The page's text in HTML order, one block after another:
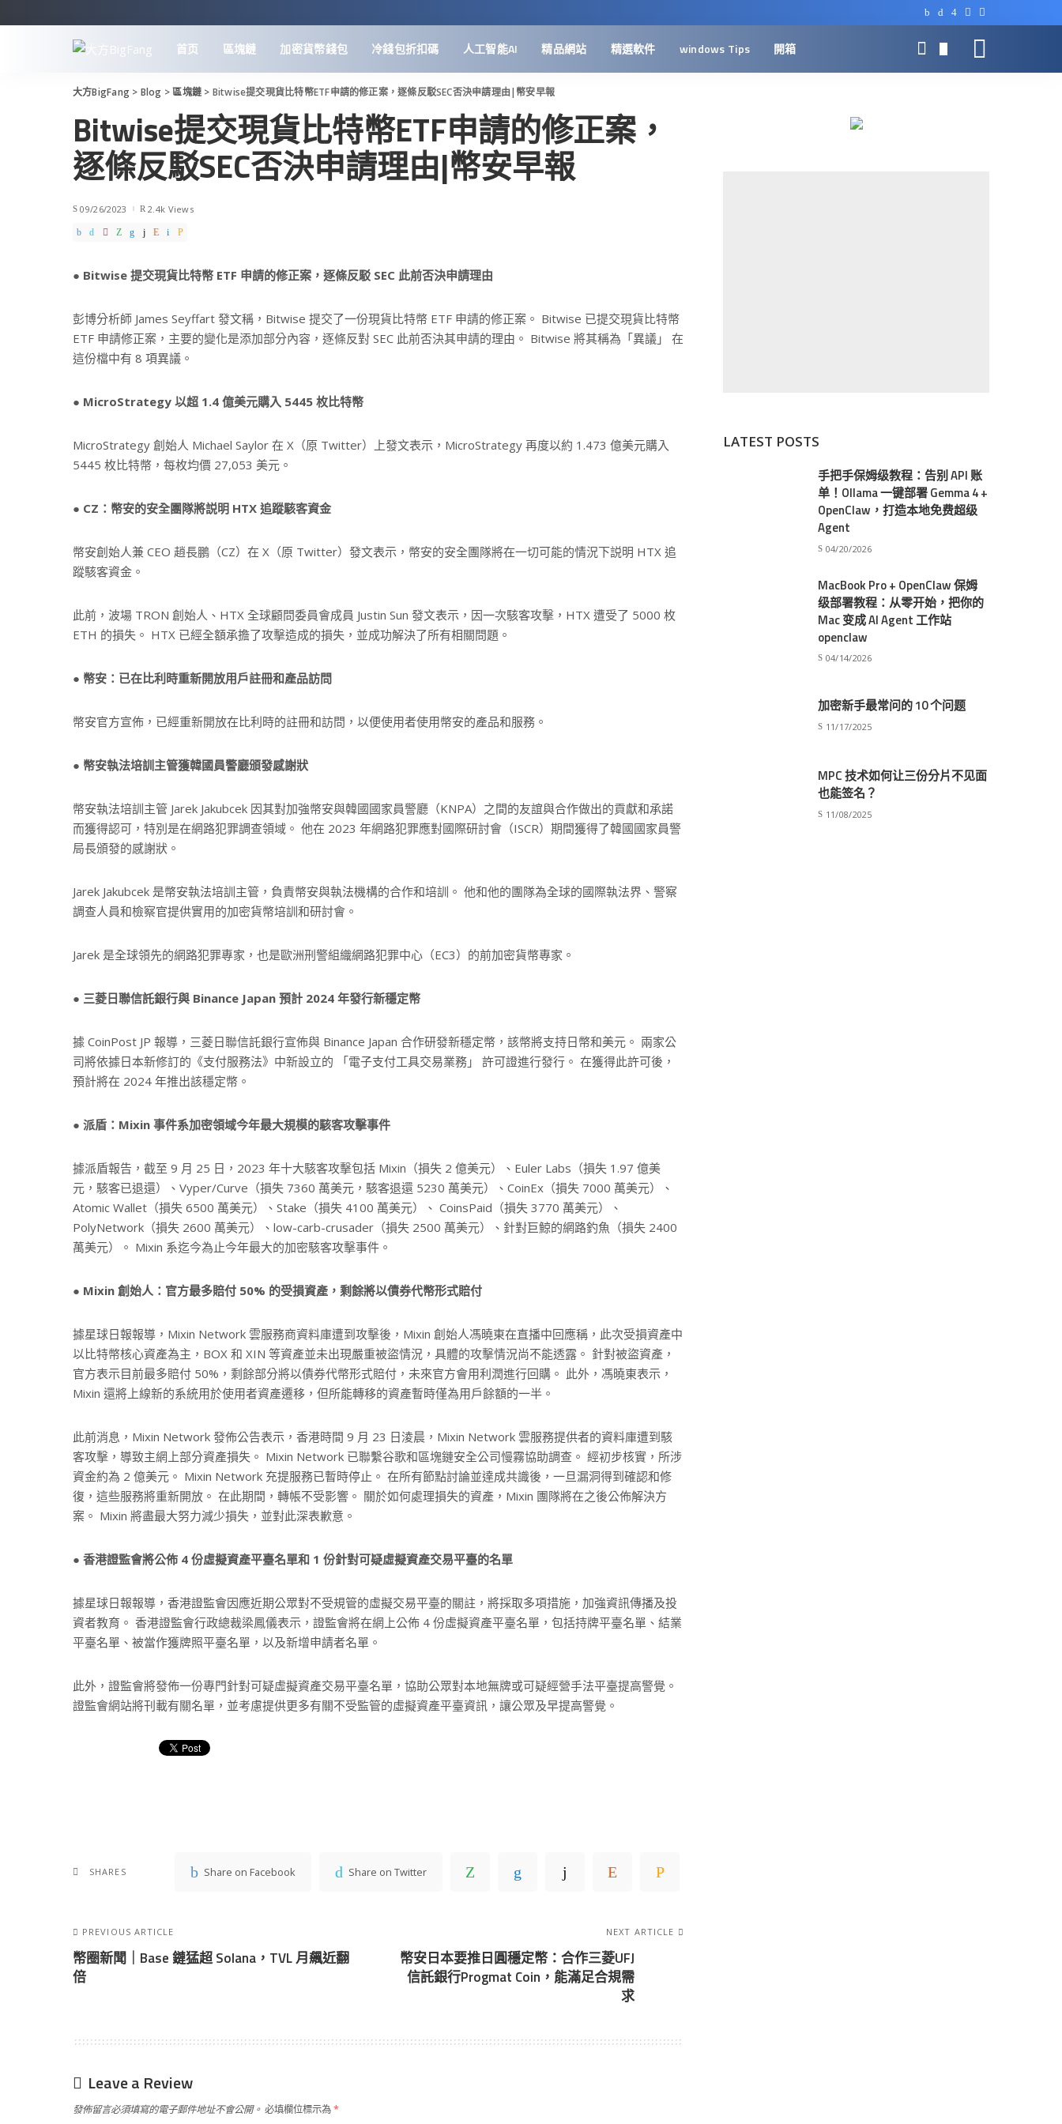
首页 區塊鏈 加密貨幣錢包 冷錢包折扣碼 人工智能AI 精品網站 精選軟件 windows Tips 開箱
大方BigFang > Blog >區塊鏈 > Bitwise提交現貨比特幣ETF申請的修正案，逐條反駁SEC否決申請理由|幣安早報
Bitwise提交現貨比特幣ETF申請的修正案，
逐條反駁SEC否決申請理由|幣安早報
09/26/2023 2.4k Views
● Bitwise 提交現貨比特幣 ETF 申請的修正案，逐條反駁 SEC 此前否決申請理由
彭博分析師 James Seyffart 發文稱，Bitwise 提交了一份現貨比特幣 ETF 申請的修正案。 Bitwise 已提交現貨比特幣
ETF 申請修正案，主要的變化是添加部分內容，逐條反對 SEC 此前否決其申請的理由。 Bitwise 將其稱為「異議」 在
這份檔中有 8 項異議。
● MicroStrategy 以超 1.4 億美元購入 5445 枚比特幣
MicroStrategy 創始人 Michael Saylor 在 X（原 Twitter）上發文表示，MicroStrategy 再度以約 1.473 億美元購入
5445 枚比特幣，每枚均價 27,053 美元。
● CZ：幣安的安全團隊將説明 HTX 追蹤駭客資金
幣安創始人兼 CEO 趙長鵬（CZ）在 X（原 Twitter）發文表示，幣安的安全團隊將在一切可能的情況下説明 HTX 追
蹤駭客資金。
此前，波場 TRON 創始人、HTX 全球顧問委員會成員 Justin Sun 發文表示，因一次駭客攻擊，HTX 遭受了 5000 枚
ETH 的損失。 HTX 已經全額承擔了攻擊造成的損失，並成功解決了所有相關問題。
● 幣安：已在比利時重新開放用戶註冊和產品訪問
幣安官方宣佈，已經重新開放在比利時的註冊和訪問，以便使用者使用幣安的產品和服務。
● 幣安執法培訓主管獲韓國員警廳頒發感謝狀
幣安執法培訓主管 Jarek Jakubcek 因其對加強幣安與韓國國家員警廳（KNPA）之間的友誼與合作做出的貢獻和承諾
而獲得認可，特別是在網路犯罪調查領域。 他在 2023 年網路犯罪應對國際研討會（ISCR）期間獲得了韓國國家員警
局長頒發的感謝狀。
Jarek Jakubcek 是幣安執法培訓主管，負責幣安與執法機構的合作和培訓。 他和他的團隊為全球的國際執法界、警察
調查人員和檢察官提供實用的加密貨幣培訓和研討會。
Jarek 是全球領先的網路犯罪專家，也是歐洲刑警組織網路犯罪中心（EC3）的前加密貨幣專家。
● 三菱日聯信託銀行與 Binance Japan 預計 2024 年發行新穩定幣
據 CoinPost JP 報導，三菱日聯信託銀行宣佈與 Binance Japan 合作研發新穩定幣，該幣將支持日幣和美元。 兩家公
司將依據日本新修訂的《支付服務法》中新設立的 「電子支付工具交易業務」 許可證進行發行。 在獲得此許可後，
預計將在 2024 年推出該穩定幣。
● 派盾：Mixin 事件系加密領域今年最大規模的駭客攻擊事件
據派盾報告，截至 9 月 25 日，2023 年十大駭客攻擊包括 Mixin（損失 2 億美元）、Euler Labs（損失 1.97 億美
元，駭客已退還）、Vyper/Curve（損失 7360 萬美元，駭客退還 5230 萬美元）、CoinEx（損失 7000 萬美元）、
Atomic Wallet（損失 6500 萬美元）、Stake（損失 4100 萬美元）、 CoinsPaid（損失 3770 萬美元）、
PolyNetwork（損失 2600 萬美元）、low-carb-crusader（損失 2500 萬美元）、針對巨鯨的網路釣魚（損失 2400
萬美元）。 Mixin 系迄今為止今年最大的加密駭客攻擊事件。
● Mixin 創始人：官方最多賠付 50% 的受損資產，剩餘將以債券代幣形式賠付
據星球日報報導，Mixin Network 雲服務商資料庫遭到攻擊後，Mixin 創始人馮曉東在直播中回應稱，此次受損資產中
以比特幣核心資產為主，BOX 和 XIN 等資產並未出現嚴重被盜情況，具體的攻擊情況尚不能透露。 針對被盜資產，
官方表示目前最多賠付 50%，剩餘部分將以債券代幣形式賠付，未來官方會用利潤進行回購。 此外，馮曉東表示，
Mixin 還將上線新的系統用於使用者資產遷移，但所能轉移的資產暫時僅為用戶餘額的一半。
此前消息，Mixin Network 發佈公告表示，香港時間 9 月 23 日淩晨，Mixin Network 雲服務提供者的資料庫遭到駭
客攻擊，導致主網上部分資產損失。 Mixin Network 已聯繫谷歌和區塊鏈安全公司慢霧協助調查。 經初步核實，所涉
資金約為 2 億美元。 Mixin Network 充提服務已暫時停止。 在所有節點討論並達成共識後，一旦漏洞得到確認和修
復，這些服務將重新開放。 在此期間，轉帳不受影響。 關於如何處理損失的資產，Mixin 團隊將在之後公佈解決方
案。 Mixin 將盡最大努力減少損失，並對此深表歉意。
● 香港證監會將公佈 4 份虛擬資產平臺名單和 1 份針對可疑虛擬資產交易平臺的名單
據星球日報報導，香港證監會因應近期公眾對不受規管的虛擬交易平臺的關註，將採取多項措施，加強資訊傳播及投
資者教育。 香港證監會行政總裁梁鳳儀表示，證監會將在網上公佈 4 份虛擬資產平臺名單，包括持牌平臺名單、結業
平臺名單、被當作獲牌照平臺名單，以及新增申請者名單。
此外，證監會將發佈一份專門針對可疑虛擬資產交易平臺名單，協助公眾對本地無牌或可疑經營手法平臺提高警覺。
證監會網站將刊載有關名單，並考慮提供更多有關不受監管的虛擬資產平臺資訊，讓公眾及早提高警覺。
SHARES Share on Facebook Share on Twitter
PREVIOUS ARTICLE
幣圈新聞｜Base 鏈猛超 Solana，TVL 月飆近翻
倍
NEXT ARTICLE
幣安日本要推日圓穩定幣：合作三菱UFJ
信託銀行Progmat Coin，能滿足合規需
求
Leave a Review
發佈留言必須填寫的電子郵件地址不會公開。 必填欄位標示為*
LATEST POSTS
手把手保姆级教程：告别 API 账
单！Ollama 一键部署 Gemma 4 +
OpenClaw，打造本地免费超级
Agent
04/20/2026
MacBook Pro + OpenClaw 保姆
级部署教程：从零开始，把你的
Mac 变成 AI Agent 工作站
openclaw
04/14/2026
加密新手最常问的 10 个问题
11/17/2025
MPC 技术如何让三份分片不见面
也能签名？
11/08/2025